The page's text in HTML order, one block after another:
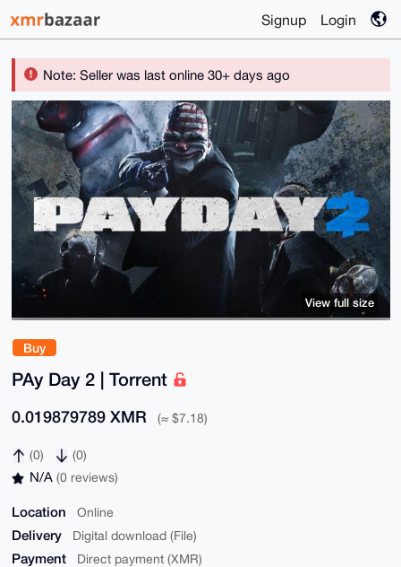
Signup Login
Note: Seller was last online 30+ days ago
Buy
PAy Day 2 | Torrent
0.019879789 XMR (≈ $7.18)
(0) (0)
N/A (0 reviews)
Location Online
Delivery Digital download (File)
Payment Direct payment (XMR)
View full size